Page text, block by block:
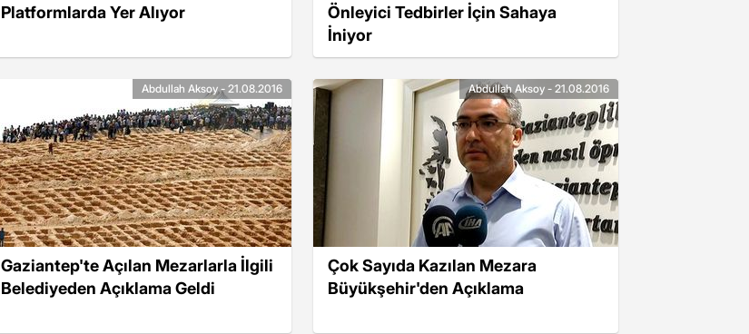
Platformlarda Yer Alıyor
Önleyici Tedbirler İçin Sahaya
İniyor
Gaziantep'te Açılan Mezarlarla İlgili
Belediyeden Açıklama Geldi
Abdullah Aksoy - 21.08.2016
Çok Sayıda Kazılan Mezara
Büyükşehir'den Açıklama
Abdullah Aksoy - 21.08.2016